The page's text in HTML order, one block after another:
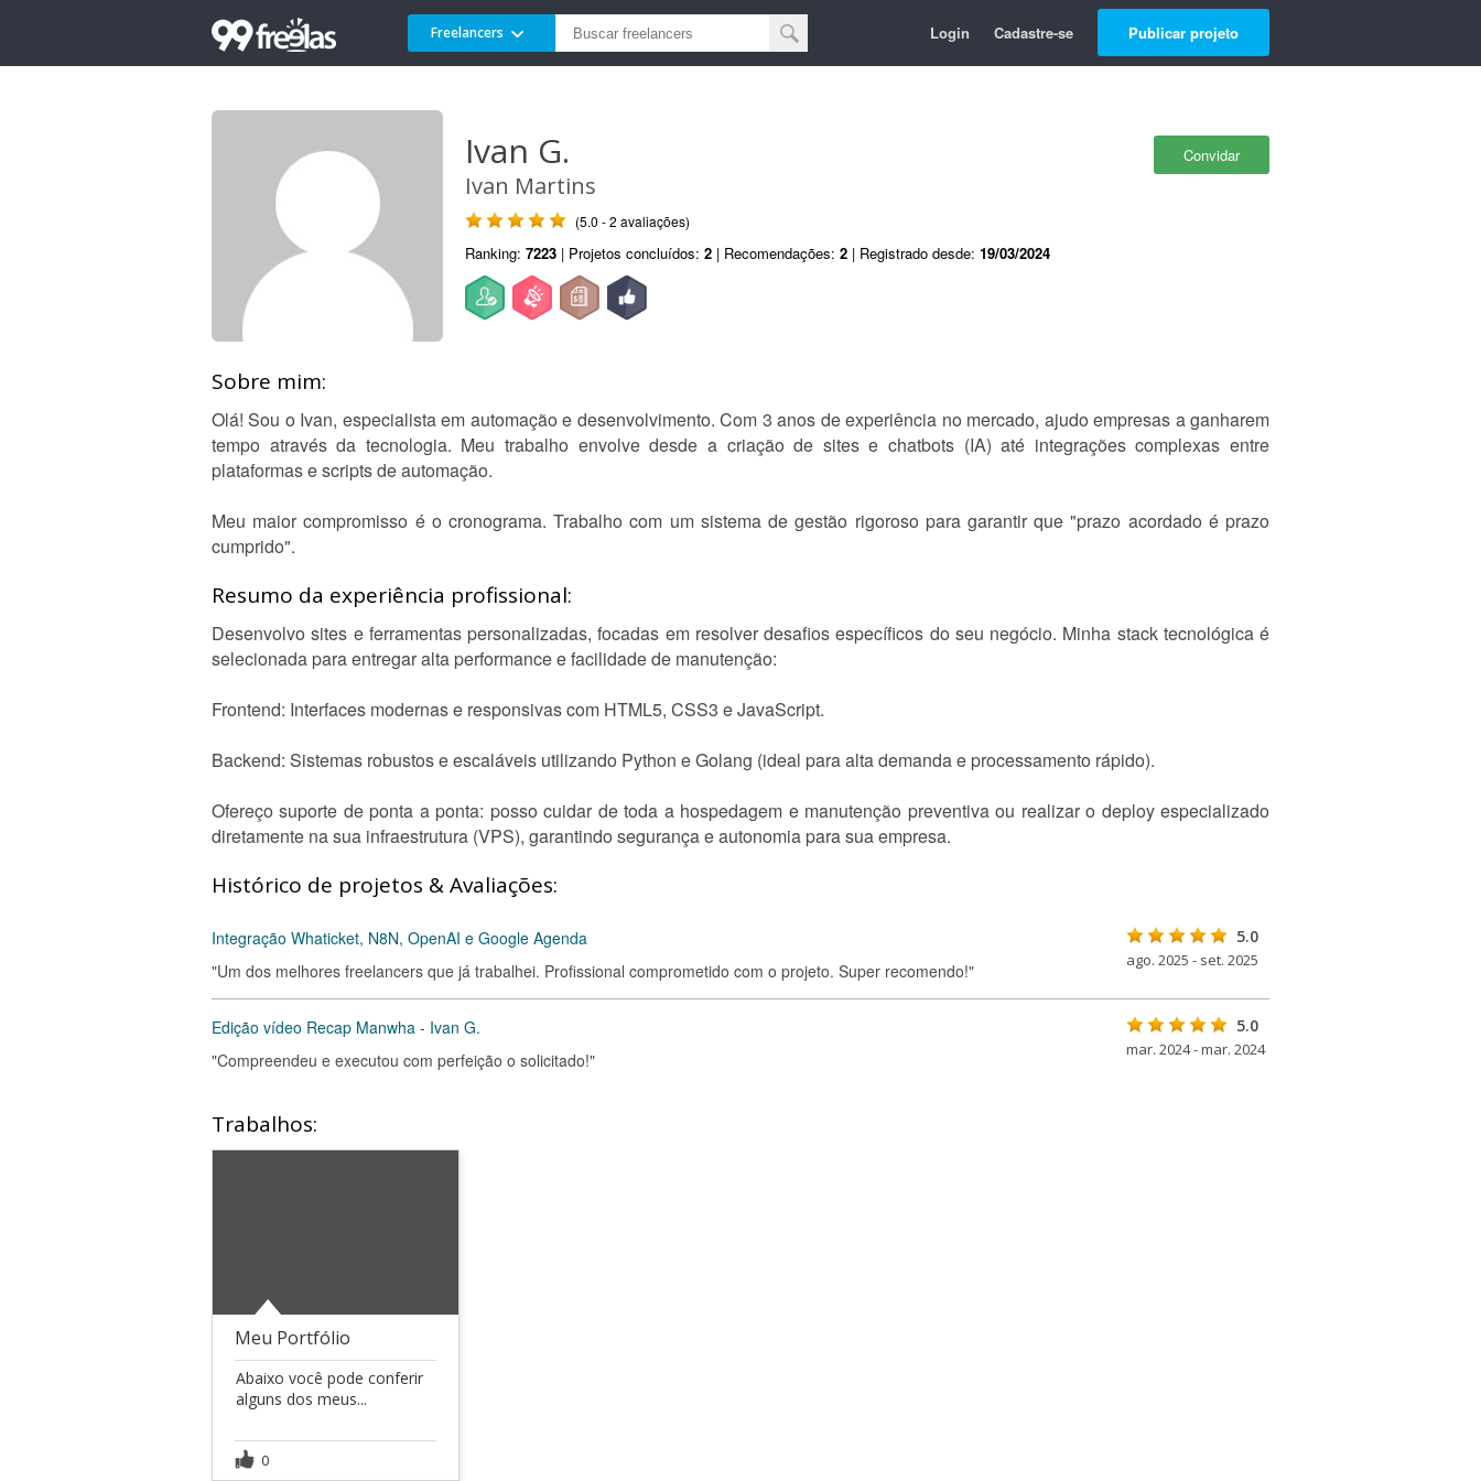
Freelancers Login Cadastre-se Publicar projeto
Convidar
Ivan G.
Ivan Martins
(5.0 - 2 avaliações)
Ranking: 7223 | Projetos concluídos: 2 | Recomendações: 2 | Registrado desde: 19/03/2024
Sobre mim:
Olá! Sou o Ivan, especialista em automação e desenvolvimento. Com 3 anos de experiência no mercado, ajudo empresas a ganharem
tempo através da tecnologia. Meu trabalho envolve desde a criação de sites e chatbots (IA) até integrações complexas entre
plataformas e scripts de automação.
Meu maior compromisso é o cronograma. Trabalho com um sistema de gestão rigoroso para garantir que "prazo acordado é prazo
cumprido".
Resumo da experiência profissional:
Desenvolvo sites e ferramentas personalizadas, focadas em resolver desafios específicos do seu negócio. Minha stack tecnológica é
selecionada para entregar alta performance e facilidade de manutenção:
Frontend: Interfaces modernas e responsivas com HTML5, CSS3 e JavaScript.
Backend: Sistemas robustos e escaláveis utilizando Python e Golang (ideal para alta demanda e processamento rápido).
Ofereço suporte de ponta a ponta: posso cuidar de toda a hospedagem e manutenção preventiva ou realizar o deploy especializado
diretamente na sua infraestrutura (VPS), garantindo segurança e autonomia para sua empresa.
Histórico de projetos & Avaliações:
Integração Whaticket, N8N, OpenAI e Google Agenda
"Um dos melhores freelancers que já trabalhei. Profissional comprometido com o projeto. Super recomendo!"
5.0
ago. 2025 - set. 2025
Edição vídeo Recap Manwha - Ivan G.
"Compreendeu e executou com perfeição o solicitado!"
5.0
mar. 2024 - mar. 2024
Trabalhos:
Meu Portfólio
Abaixo você pode conferir
alguns dos meus...
0